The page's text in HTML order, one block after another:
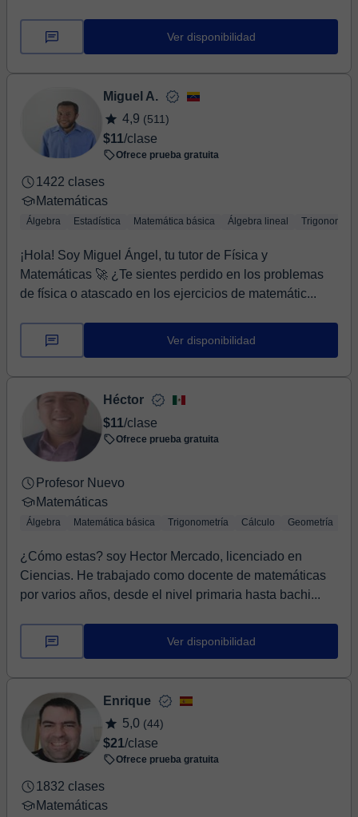
Ver disponibilidad
Miguel A.
4,9 (511)
$11/clase
Ofrece prueba gratuita
1422 clases
Matemáticas
Álgebra Estadística Matemática básica Álgebra lineal
¡Hola! Soy Miguel Ángel, tu tutor de Física y
Matemáticas 🚀 ¿Te sientes perdido en los problemas
de física o atascado en los ejercicios de matemátic...
Ver disponibilidad
Héctor
$11/clase
Ofrece prueba gratuita
Profesor Nuevo
Matemáticas
Álgebra Matemática básica Trigonometría Cálculo Geometría
¿Cómo estas? soy Hector Mercado, licenciado en
Ciencias. He trabajado como docente de matemáticas
por varios años, desde el nivel primaria hasta bachi...
Ver disponibilidad
Enrique
5,0 (44)
$21/clase
Ofrece prueba gratuita
1832 clases
Matemáticas